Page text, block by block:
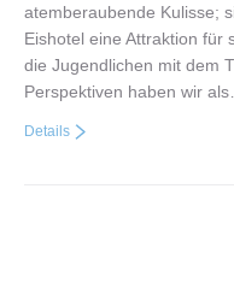
atemberaubende Kulisse;
Eishotel eine Attraktion für
die Jugendlichen mit dem
Perspektiven haben wir
Details